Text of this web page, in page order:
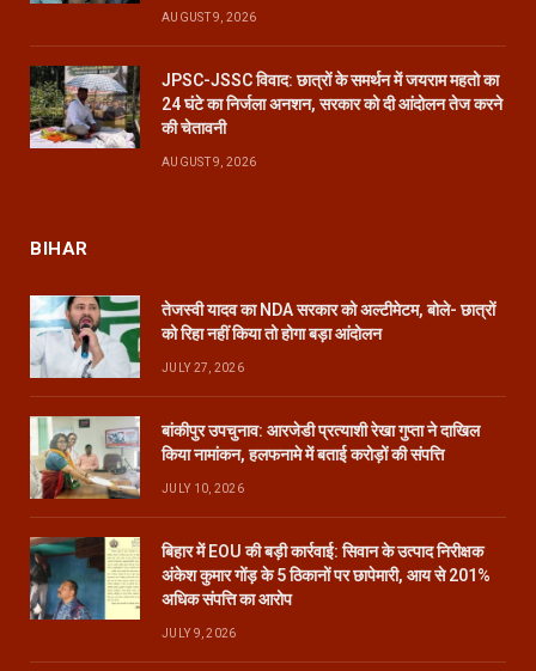
AUGUST 9, 2026
JPSC-JSSC विवाद: छात्रों के समर्थन में जयराम महतो का
24 घंटे का निर्जला अनशन, सरकार को दी आंदोलन तेज करने
की चेतावनी
AUGUST 9, 2026
BIHAR
तेजस्वी यादव का NDA सरकार को अल्टीमेटम, बोले- छात्रों
को रिहा नहीं किया तो होगा बड़ा आंदोलन
JULY 27, 2026
बांकीपुर उपचुनाव: आरजेडी प्रत्याशी रेखा गुप्ता ने दाखिल
किया नामांकन, हलफनामे में बताई करोड़ों की संपत्ति
JULY 10, 2026
बिहार में EOU की बड़ी कार्रवाई: सिवान के उत्पाद निरीक्षक
अंकेश कुमार गोंड़ के 5 ठिकानों पर छापेमारी, आय से 201%
अधिक संपत्ति का आरोप
JULY 9, 2026